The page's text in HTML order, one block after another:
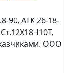
90, АТК 26-18-
ООО